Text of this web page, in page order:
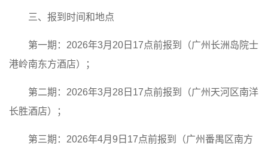
三、报到时间和地点
第一期：2026年3月20日17点前报到（广州长洲岛院士
港岭南东方酒店）；
第二期：2026年3月28日17点前报到（广州天河区南洋
长胜酒店）；
第三期：2026年4月9日17点前报到（广州番禺区南方